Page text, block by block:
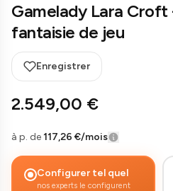
Gamelady Lara Croft
fantaisie de jeu
Enregistrer
2.549,00 €
à p. de117,26 €/mois
Configurer tel quel
nos experts le configurent